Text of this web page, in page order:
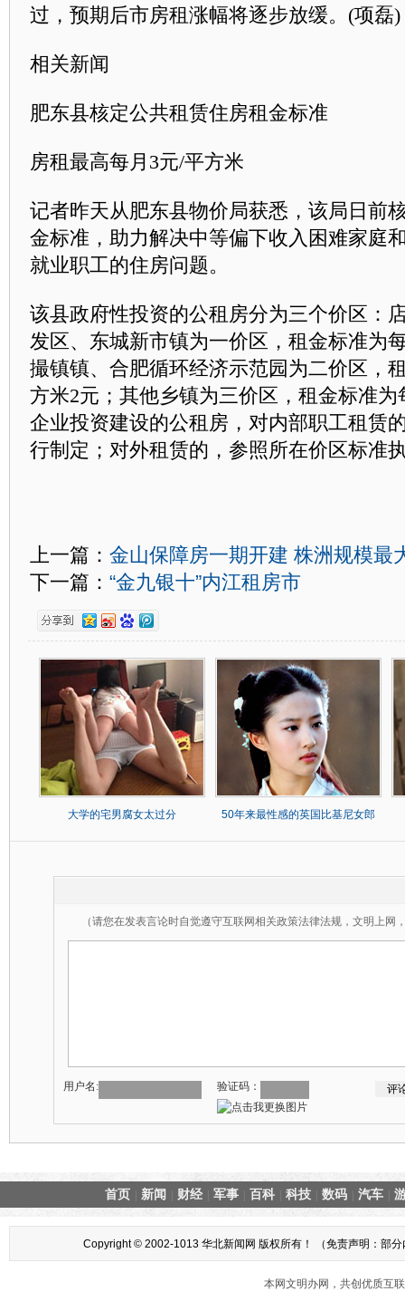
过，预期后市房租涨幅将逐步放缓。(项磊)
相关新闻
肥东县核定公共租赁住房租金标准
房租最高每月3元/平方米
记者昨天从肥东县物价局获悉，该局日前
金标准，助力解决中等偏下收入困难家庭
就业职工的住房问题。
该县政府性投资的公租房分为三个价区：
发区、东城新市镇为一价区，租金标准为
撮镇镇、合肥循环经济示范园为二价区，
方米2元；其他乡镇为三价区，租金标准为
企业投资建设的公租房，对内部职工租赁
行制定；对外租赁的，参照所在价区标准
上一篇： 金山保障房一期开建 株洲规模最
下一篇： “金九银十”内江租房市
大学的宅男腐女太过分 50年来最性感的英国比基尼女郎
（请您在发表言论时自觉遵守互联网相关政策法律法规，文明上网
用户名: 验证码：
首页 新闻 财经 军事 百科 科技 数码 汽车
Copyright © 2002-1013 华北新闻网 版权所有！ （免责声明：部
本网文明办网，共创优质互